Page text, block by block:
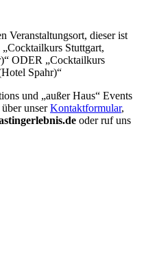
Veranstaltungsort, dieser ist
Stuttgart,
ODER „Cocktailkurs
Spahr)“
und „außer Haus“ Events
unserKontaktformular,
oder ruf uns